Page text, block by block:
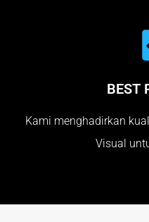
BEST
Kami menghadirkan
Visual